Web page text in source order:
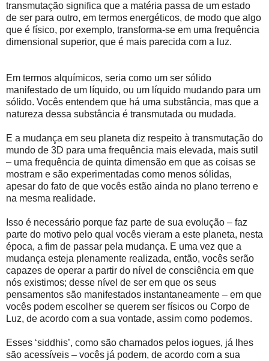
transmutação significa que a matéria passa de um estado
de ser para outro, em termos energéticos, de modo que algo
que é físico, por exemplo, transforma-se em uma frequência
dimensional superior, que é mais parecida com a luz.
Em termos alquímicos, seria como um ser sólido
manifestado de um líquido, ou um líquido mudando para um
sólido. Vocês entendem que há uma substância, mas que a
natureza dessa substância é transmutada ou mudada.
E a mudança em seu planeta diz respeito à transmutação do
mundo de 3D para uma frequência mais elevada, mais sutil
– uma frequência de quinta dimensão em que as coisas se
mostram e são experimentadas como menos sólidas,
apesar do fato de que vocês estão ainda no plano terreno e
na mesma realidade.
Isso é necessário porque faz parte de sua evolução – faz
parte do motivo pelo qual vocês vieram a este planeta, nesta
época, a fim de passar pela mudança. E uma vez que a
mudança esteja plenamente realizada, então, vocês serão
capazes de operar a partir do nível de consciência em que
nós existimos; desse nível de ser em que os seus
pensamentos são manifestados instantaneamente – em que
vocês podem escolher se querem ser físicos ou Corpo de
Luz, de acordo com a sua vontade, assim como podemos.
Esses ‘siddhis’, como são chamados pelos iogues, já lhes
são acessíveis – vocês já podem, de acordo com a sua